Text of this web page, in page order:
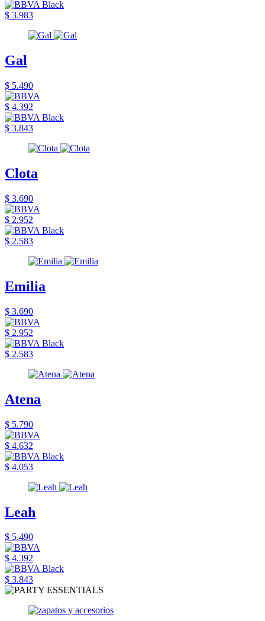
$ 3.983
Gal
$ 5.490
$ 4.392
$ 3.843
Clota
$ 3.690
$ 2.952
$ 2.583
Emilia
$ 3.690
$ 2.952
$ 2.583
Atena
$ 5.790
$ 4.632
$ 4.053
Leah
$ 5.490
$ 4.392
$ 3.843